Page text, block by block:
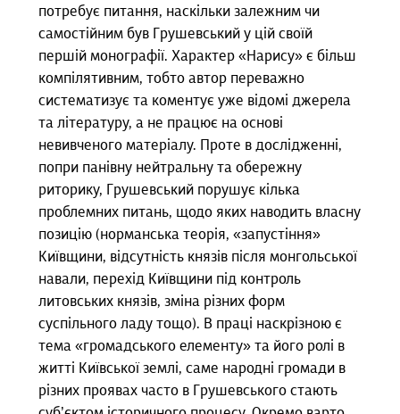
потребує питання, наскільки залежним чи
самостійним був Грушевський у цій своїй
першій монографії. Характер «Нарису» є більш
компілятивним, тобто автор переважно
систематизує та коментує уже відомі джерела
та літературу, а не працює на основі
невивченого матеріалу. Проте в дослідженні,
попри панівну нейтральну та обережну
риторику, Грушевський порушує кілька
проблемних питань, щодо яких наводить власну
позицію (норманська теорія, «запустіння»
Київщини, відсутність князів після монгольської
навали, перехід Київщини під контроль
литовських князів, зміна різних форм
суспільного ладу тощо). В праці наскрізною є
тема «громадського елементу» та його ролі в
житті Київської землі, саме народні громади в
різних проявах часто в Грушевського стають